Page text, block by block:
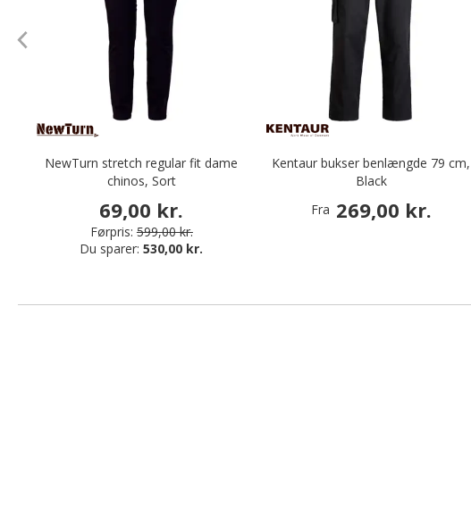
NewTurn stretch regular fit dame
chinos, Sort
69,00 kr.
Førpris: 599,00 kr.
Du sparer:530,00 kr.
Kentaur bukser benlængde 79 cm,
Black
Fra 269,00 kr.